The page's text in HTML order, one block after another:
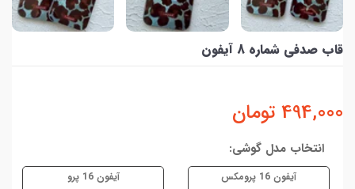
قاب صدفی شماره 8 آیفون
494,000 تومان
انتخاب مدل گوشی:
آیفون 16 پرومکس آیفون 16 پرو